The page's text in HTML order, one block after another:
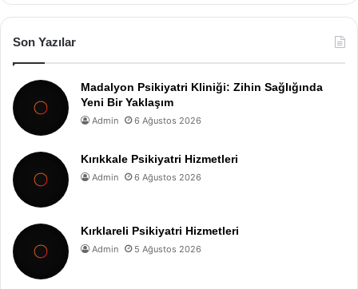
Son Yazılar
Madalyon Psikiyatri Kliniği: Zihin Sağlığında
Yeni Bir Yaklaşım
Admin 6 Ağustos 2026
Kırıkkale Psikiyatri Hizmetleri
Admin 6 Ağustos 2026
Kırklareli Psikiyatri Hizmetleri
Admin 5 Ağustos 2026